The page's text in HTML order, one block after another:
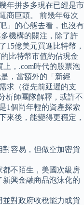
年拼多多現在已經是市
商巨頭。 前幾年每次
」的心態去看，也沒有
機構的關注，除了許
15億美元買進比特幣，
比特幣市值約佔現金
，.com時代的股票泡
，當額外的「新經
求（從先前延遲的支
析師團隊解釋，或許不
1個尚年輕的資產探索
來後，能變得更穩定，
對容易，但做空加密貨
不陌生，美國次級房
興金融商品泡沫化的
對政府收稅能力或貨